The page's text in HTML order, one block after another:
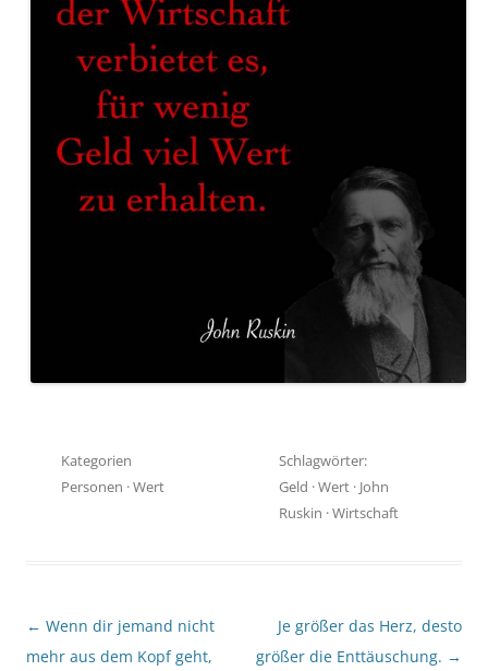
Kategorien
Personen ·Wert
Schlagwörter:
Geld ·Wert · John
Ruskin ·Wirtschaft
Beitragsnavigation
← Wenn dir jemand nicht
mehr aus dem Kopf geht,
Je größer das Herz, desto
größer die Enttäuschung. →